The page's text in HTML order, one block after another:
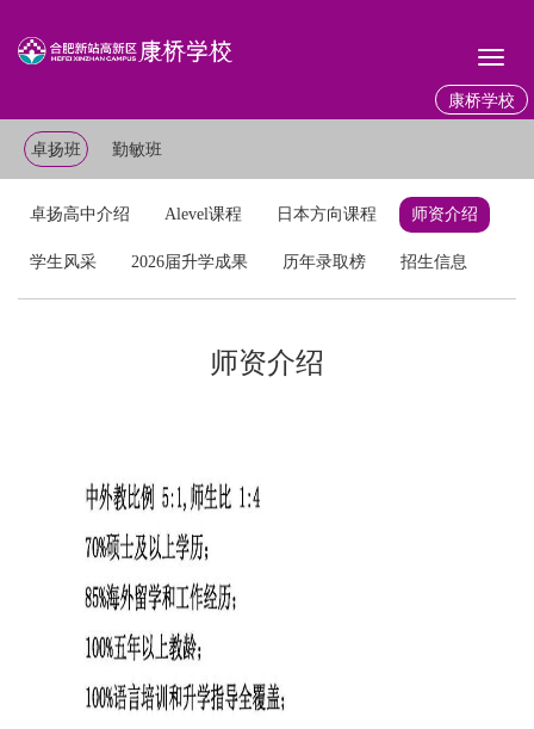
康桥学校
卓扬班 勤敏班
卓扬高中介绍 Alevel课程 日本方向课程 师资介绍
学生风采 2026届升学成果 历年录取榜 招生信息
师资介绍